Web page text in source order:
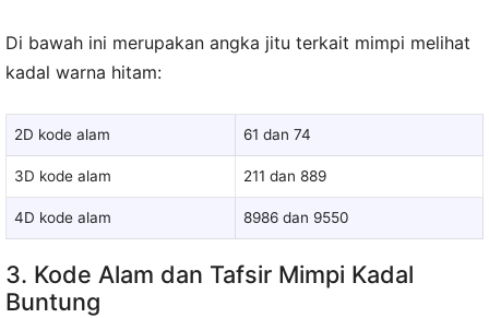
Di bawah ini merupakan angka jitu terkait mimpi melihat
kadal warna hitam:
2D kode alam 61 dan 74
3D kode alam 211 dan 889
4D kode alam 8986 dan 9550
3. Kode Alam dan Tafsir Mimpi Kadal
Buntung